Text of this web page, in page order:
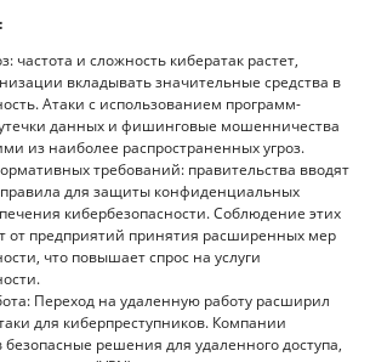
частота и сложность кибератак растет,
вкладывать значительные средства в
Атаки с использованием программ-
данных и фишинговые мошенничества
из наиболее распространенных угроз.
требований: правительства вводят
правила для защиты конфиденциальных
кибербезопасности. Соблюдение этих
от предприятий принятия расширенных мер
что повышает спрос на услуги
Переход на удаленную работу расширил
для киберпреступников. Компании
безопасные решения для удаленного доступа,